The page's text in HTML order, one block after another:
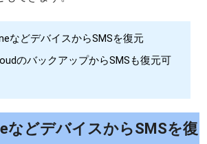
などデバイスからSMSを復元
のバックアップからSMSも復元可
などデバイスからSMSを復